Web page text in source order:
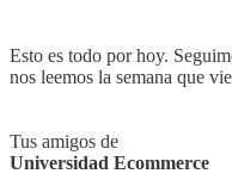
Esto es todo por hoy.
nos leemos la semana que
Tus amigos de
Universidad Ecommerce